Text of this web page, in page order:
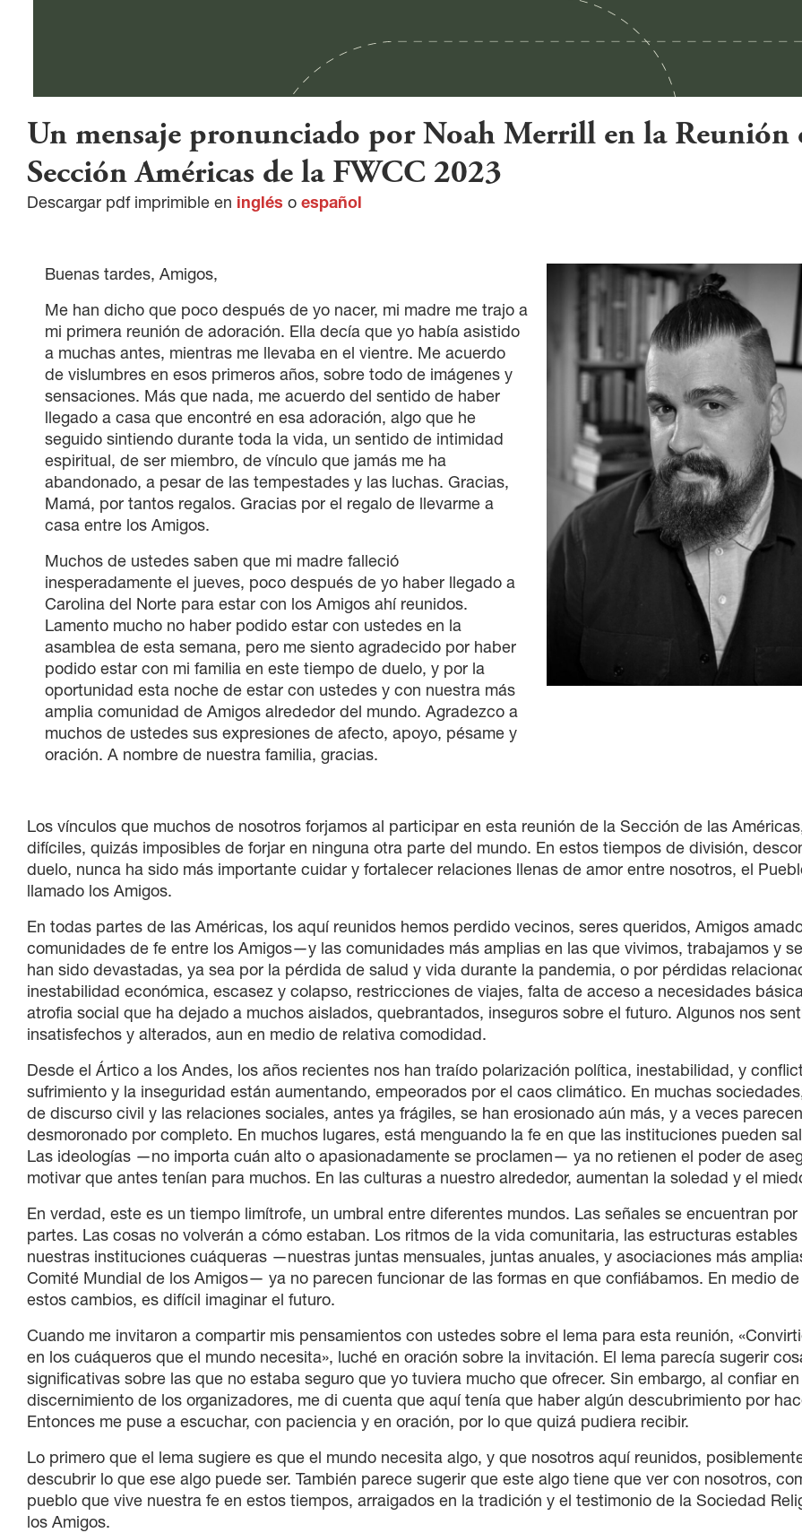
Un mensaje pronunciado por Noah Merrill en la Reunión
Sección Américas de la FWCC 2023
Descargar pdf imprimible en inglés o español
Buenas tardes, Amigos,
Me han dicho que poco después de yo nacer, mi madre me trajo a
mi primera reunión de adoración. Ella decía que yo había asistido
a muchas antes, mientras me llevaba en el vientre. Me acuerdo
de vislumbres en esos primeros años, sobre todo de imágenes y
sensaciones. Más que nada, me acuerdo del sentido de haber
llegado a casa que encontré en esa adoración, algo que he
seguido sintiendo durante toda la vida, un sentido de intimidad
espiritual, de ser miembro, de vínculo que jamás me ha
abandonado, a pesar de las tempestades y las luchas. Gracias,
Mamá, por tantos regalos. Gracias por el regalo de llevarme a
casa entre los Amigos.
Muchos de ustedes saben que mi madre falleció
inesperadamente el jueves, poco después de yo haber llegado a
Carolina del Norte para estar con los Amigos ahí reunidos.
Lamento mucho no haber podido estar con ustedes en la
asamblea de esta semana, pero me siento agradecido por haber
podido estar con mi familia en este tiempo de duelo, y por la
oportunidad esta noche de estar con ustedes y con nuestra más
amplia comunidad de Amigos alrededor del mundo. Agradezco a
muchos de ustedes sus expresiones de afecto, apoyo, pésame y
oración. A nombre de nuestra familia, gracias.
Los vínculos que muchos de nosotros forjamos al participar en esta reunión de la Sección de las
difíciles, quizás imposibles de forjar en ninguna otra parte del mundo. En estos tiempos de división,
duelo, nunca ha sido más importante cuidar y fortalecer relaciones llenas de amor entre nosotros, el
llamado los Amigos.
En todas partes de las Américas, los aquí reunidos hemos perdido vecinos, seres queridos, Amigos
comunidades de fe entre los Amigos—y las comunidades más amplias en las que vivimos, trabajamos y
han sido devastadas, ya sea por la pérdida de salud y vida durante la pandemia, o por pérdidas
inestabilidad económica, escasez y colapso, restricciones de viajes, falta de acceso a necesidades
atrofia social que ha dejado a muchos aislados, quebrantados, inseguros sobre el futuro. Algunos nos
insatisfechos y alterados, aun en medio de relativa comodidad.
Desde el Ártico a los Andes, los años recientes nos han traído polarización política, inestabilidad, y
sufrimiento y la inseguridad están aumentando, empeorados por el caos climático. En muchas
de discurso civil y las relaciones sociales, antes ya frágiles, se han erosionado aún más, y a veces
desmoronado por completo. En muchos lugares, está menguando la fe en que las instituciones pueden
Las ideologías —no importa cuán alto o apasionadamente se proclamen— ya no retienen el poder de
motivar que antes tenían para muchos. En las culturas a nuestro alrededor, aumentan la soledad y el
En verdad, este es un tiempo limítrofe, un umbral entre diferentes mundos. Las señales se encuentran
partes. Las cosas no volverán a cómo estaban. Los ritmos de la vida comunitaria, las estructuras estables
nuestras instituciones cuáqueras —nuestras juntas mensuales, juntas anuales, y asociaciones más
Comité Mundial de los Amigos— ya no parecen funcionar de las formas en que confiábamos. En medio
estos cambios, es difícil imaginar el futuro.
Cuando me invitaron a compartir mis pensamientos con ustedes sobre el lema para esta reunión,
en los cuáqueros que el mundo necesita», luché en oración sobre la invitación. El lema parecía sugerir
significativas sobre las que no estaba seguro que yo tuviera mucho que ofrecer. Sin embargo, al confiar en
discernimiento de los organizadores, me di cuenta que aquí tenía que haber algún descubrimiento por
Entonces me puse a escuchar, con paciencia y en oración, por lo que quizá pudiera recibir.
Lo primero que el lema sugiere es que el mundo necesita algo, y que nosotros aquí reunidos,
descubrir lo que ese algo puede ser. También parece sugerir que este algo tiene que ver con nosotros,
pueblo que vive nuestra fe en estos tiempos, arraigados en la tradición y el testimonio de la Sociedad
los Amigos.